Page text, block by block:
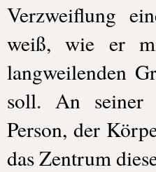
Verzweiflung
weiß, wie er
langweilenden
soll. An seiner
Person, der
das Zentrum